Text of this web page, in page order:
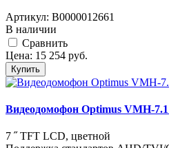
Артикул: В0000012661
В наличии
Cравнить
Цена: 15 254 руб.
Купить
Видеодомофон Optimus VMH-
7 ˝ TFT LCD, цветной